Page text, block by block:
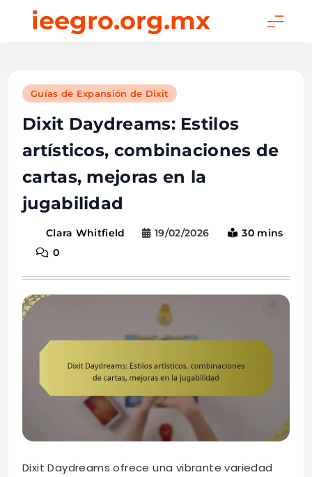
ieegro.org.mx
Guías de Expansión de Dixit
Dixit Daydreams: Estilos
artísticos, combinaciones de
cartas, mejoras en la
jugabilidad
Clara Whitfield 19/02/2026
30 mins
0
Dixit Daydreams ofrece una vibrante variedad